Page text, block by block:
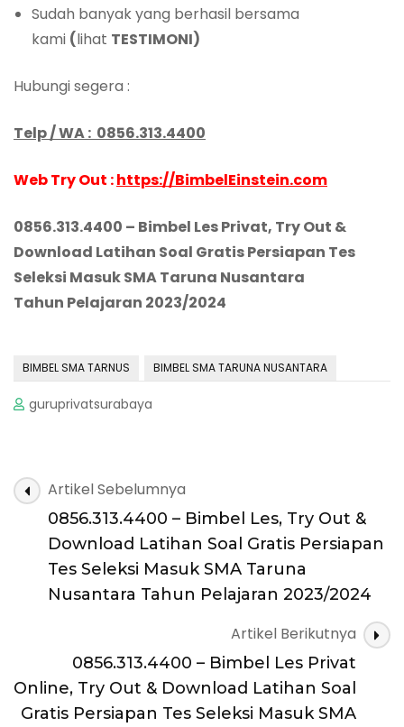
Sudah banyak yang berhasil bersama
kami (lihat TESTIMONI)
Hubungi segera :
Telp / WA: 0856.313.4400
Web Try Out :https://BimbelEinstein.com
0856.313.4400 – Bimbel Les Privat, Try Out &
Download Latihan Soal GratisPersiapan Tes
Seleksi Masuk SMA Taruna Nusantara
Tahun Pelajaran 2023/2024
BIMBEL SMA TARNUS BIMBEL SMA TARUNA NUSANTARA
guruprivatsurabaya
Navigasi
Artikel
Artikel Sebelumnya
0856.313.4400 – Bimbel Les, Try Out &
Download Latihan Soal Gratis Persiapan
Tes Seleksi Masuk SMA Taruna
Nusantara Tahun Pelajaran 2023/2024
Artikel Berikutnya
0856.313.4400 – Bimbel Les Privat
Online, Try Out & Download Latihan Soal
Gratis Persiapan Tes Seleksi Masuk SMA